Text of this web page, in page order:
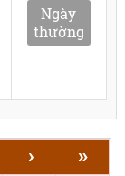
Ngày
thường
› »